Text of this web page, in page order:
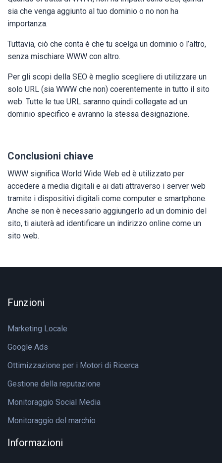
sia che venga aggiunto al tuo dominio o no non ha
importanza.
Tuttavia, ciò che conta è che tu scelga un dominio o l’altro,
senza mischiare WWW con altro.
Per gli scopi della SEO è meglio scegliere di utilizzare un
solo URL (sia WWW che non) coerentemente in tutto il sito
web. Tutte le tue URL saranno quindi collegate ad un
dominio specifico e avranno la stessa designazione.
Conclusioni chiave
WWW significa World Wide Web ed è utilizzato per
accedere a media digitali e ai dati attraverso i server web
tramite i dispositivi digitali come computer e smartphone.
Anche se non è necessario aggiungerlo ad un dominio del
sito, ti aiuterà ad identificare un indirizzo online come un
sito web.
Funzioni
Marketing Locale
Google Ads
Ottimizzazione per i Motori di Ricerca
Gestione della reputazione
Monitoraggio Social Media
Monitoraggio del marchio
Informazioni